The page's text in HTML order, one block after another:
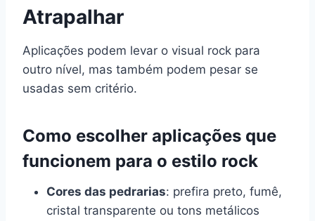
Atrapalhar
Aplicações podem levar o visual rock para
outro nível, mas também podem pesar se
usadas sem critério.
Como escolher aplicações que
funcionem para o estilo rock
Cores das pedrarias: prefira preto, fumê,
cristal transparente ou tons metálicos